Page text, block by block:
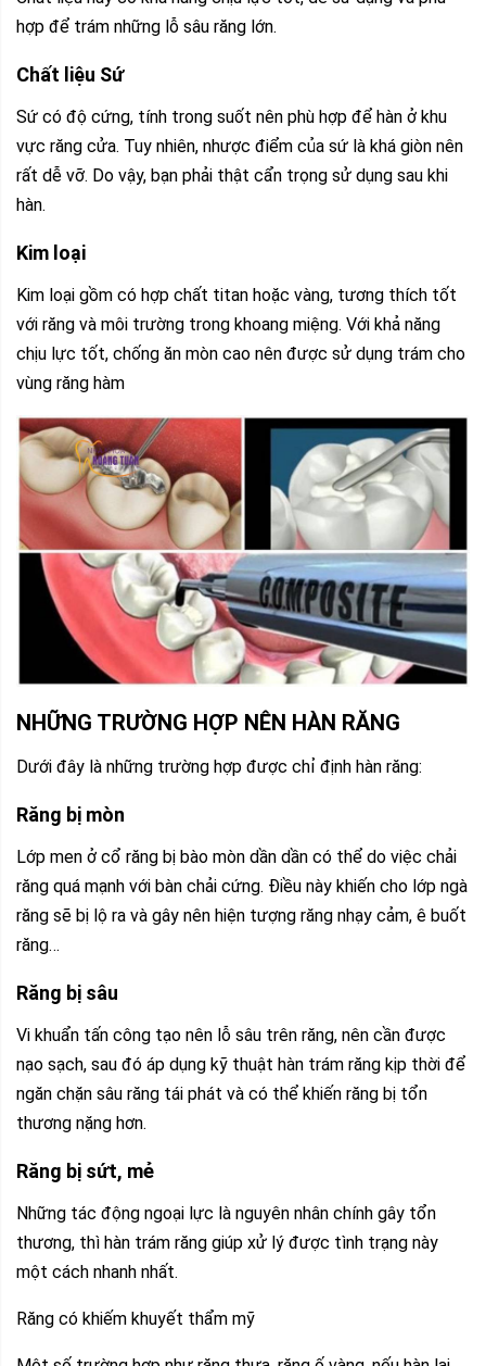
hợp để trám những lỗ sâu răng lớn.
Chất liệu Sứ
Sứ có độ cứng, tính trong suốt nên phù hợp để hàn ở khu
vực răng cửa. Tuy nhiên, nhược điểm của sứ là khá giòn nên
rất dễ vỡ. Do vậy, bạn phải thật cẩn trọng sử dụng sau khi
hàn.
Kim loại
Kim loại gồm có hợp chất titan hoặc vàng, tương thích tốt
với răng và môi trường trong khoang miệng. Với khả năng
chịu lực tốt, chống ăn mòn cao nên được sử dụng trám cho
vùng răng hàm
NHỮNG TRƯỜNG HỢP NÊN HÀN RĂNG
Dưới đây là những trường hợp được chỉ định hàn răng:
Răng bị mòn
Lớp men ở cổ răng bị bào mòn dần dần có thể do việc chải
răng quá mạnh với bàn chải cứng. Điều này khiến cho lớp ngà
răng sẽ bị lộ ra và gây nên hiện tượng răng nhạy cảm, ê buốt
răng…
Răng bị sâu
Vi khuẩn tấn công tạo nên lỗ sâu trên răng, nên cần được
nạo sạch, sau đó áp dụng kỹ thuật hàn trám răng kịp thời để
ngăn chặn sâu răng tái phát và có thể khiến răng bị tổn
thương nặng hơn.
Răng bị sứt, mẻ
Những tác động ngoại lực là nguyên nhân chính gây tổn
thương, thì hàn trám răng giúp xử lý được tình trạng này
một cách nhanh nhất.
Răng có khiếm khuyết thẩm mỹ